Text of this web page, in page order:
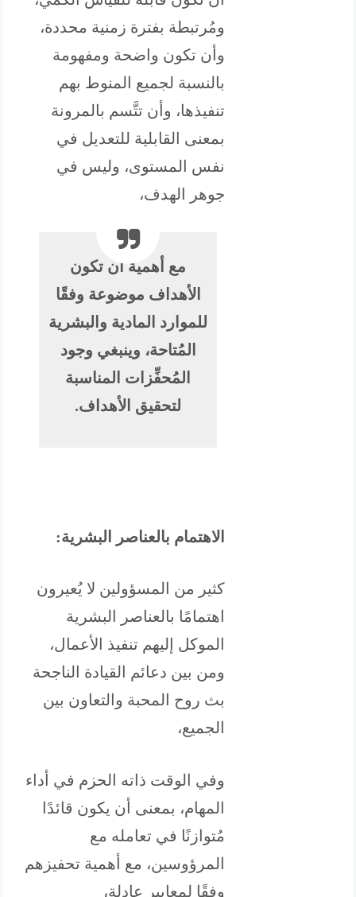
ومُرتبطة بفترة زمنية محددة،
وأن تكون واضحة ومفهومة
بالنسبة لجميع المنوط بهم
تنفيذها، وأن تتَّسم بالمرونة
بمعنى القابلية للتعديل في
نفس المستوى، وليس في
جوهر الهدف،
مع أهمية أن تكون
الأهداف موضوعة وفقًا
للموارد المادية والبشرية
المُتاحة، وينبغي وجود
المُحفِّزات المناسبة
لتحقيق الأهداف.
الاهتمام بالعناصر البشرية:
كثير من المسؤولين لا يُعيرون
اهتمامًا بالعناصر البشرية
الموكل إليهم تنفيذ الأعمال،
ومن بين دعائم القيادة الناجحة
بث روح المحبة والتعاون بين
الجميع،
وفي الوقت ذاته الحزم في أداء
المهام، بمعنى أن يكون قائدًا
مُتوازنًا في تعامله مع
المرؤوسين، مع أهمية تحفيزهم
وفقًا لمعايير عادلة،